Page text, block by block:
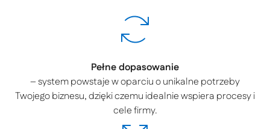
Pełne dopasowanie
– system powstaje w oparciu o unikalne potrzeby
Twojego biznesu, dzięki czemu idealnie wspiera procesy i
cele firmy.